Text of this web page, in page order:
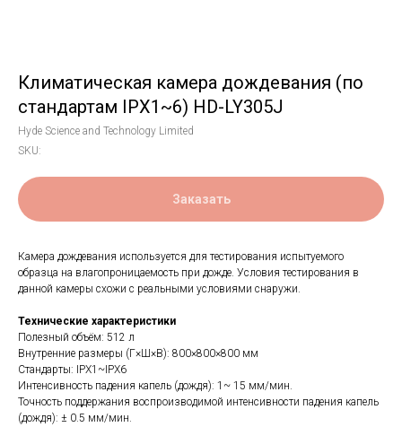
Климатическая камера дождевания (по
стандартам IPX1~6) HD-LY305J
Hyde Science and Technology Limited
SKU:
Заказать
Камера дождевания используется для тестирования испытуемого
образца на влагопроницаемость при дожде. Условия тестирования в
данной камеры схожи с реальными условиями снаружи.
Технические характеристики
Полезный объём: 512 л
Внутренние размеры (Г×Ш×В): 800×800×800 мм
Стандарты: IPX1~IPX6
Интенсивность падения капель (дождя): 1~ 15 мм/мин.
Точность поддержания воспроизводимой интенсивности падения капель
(дождя): ± 0.5 мм/мин.